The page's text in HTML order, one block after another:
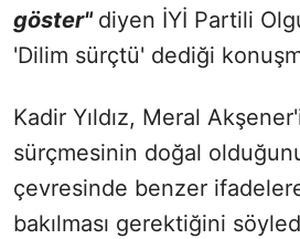
göster" diyen İYİ Partili
'Dilim sürçtü' dediği
Kadir Yıldız, Meral
sürçmesinin doğal
çevresinde benzer
bakılması gerektiğini